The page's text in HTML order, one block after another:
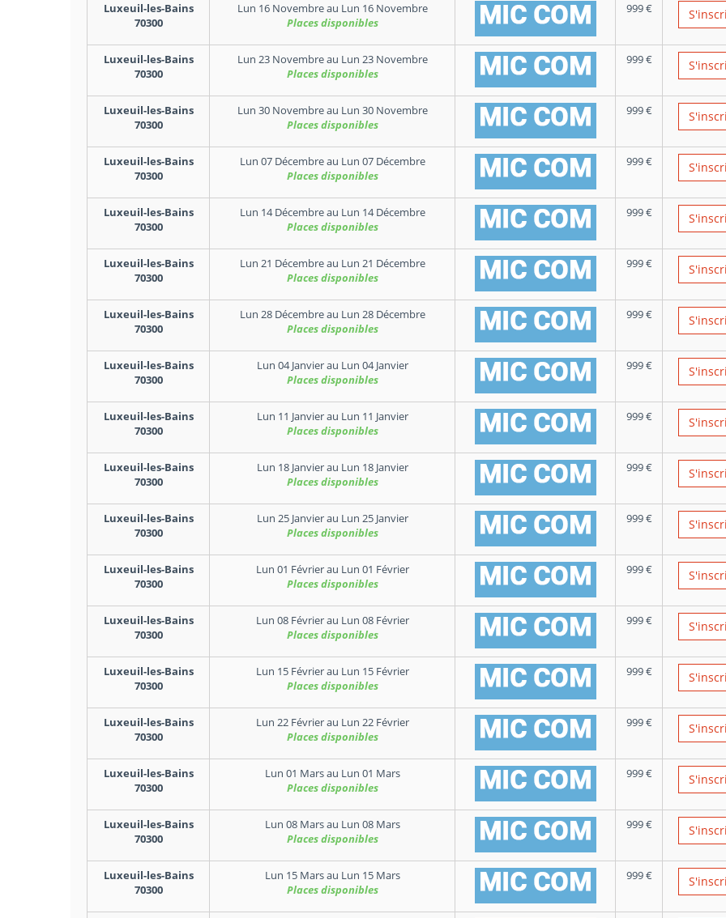
Luxeuil-les-Bains
70300
Lun 16 Novembreau Lun 16 Novembre
Places disponibles
999€
Luxeuil-les-Bains
70300
Lun 23 Novembreau Lun 23 Novembre
Places disponibles
999€
Luxeuil-les-Bains
70300
Lun 30 Novembreau Lun 30 Novembre
Places disponibles
999€
Luxeuil-les-Bains
70300
Lun 07 Décembreau Lun 07 Décembre
Places disponibles
999€
Luxeuil-les-Bains
70300
Lun 14 Décembreau Lun 14 Décembre
Places disponibles
999€
Luxeuil-les-Bains
70300
Lun 21 Décembreau Lun 21 Décembre
Places disponibles
999€
Luxeuil-les-Bains
70300
Lun 28 Décembreau Lun 28 Décembre
Places disponibles
999€
Luxeuil-les-Bains
70300
Lun 04 Janvierau Lun 04 Janvier
Places disponibles
999€
Luxeuil-les-Bains
70300
Lun 11 Janvierau Lun 11 Janvier
Places disponibles
999€
Luxeuil-les-Bains
70300
Lun 18 Janvierau Lun 18 Janvier
Places disponibles
999€
Luxeuil-les-Bains
70300
Lun 25 Janvierau Lun 25 Janvier
Places disponibles
999€
Luxeuil-les-Bains
70300
Lun 01 Févrierau Lun 01 Février
Places disponibles
999€
Luxeuil-les-Bains
70300
Lun 08 Févrierau Lun 08 Février
Places disponibles
999€
Luxeuil-les-Bains
70300
Lun 15 Févrierau Lun 15 Février
Places disponibles
999€
Luxeuil-les-Bains
70300
Lun 22 Févrierau Lun 22 Février
Places disponibles
999€
Luxeuil-les-Bains
70300
Lun 01 Marsau Lun 01 Mars
Places disponibles
999€
Luxeuil-les-Bains
70300
Lun 08 Marsau Lun 08 Mars
Places disponibles
999€
Luxeuil-les-Bains
70300
Lun 15 Marsau Lun 15 Mars
Places disponibles
999€